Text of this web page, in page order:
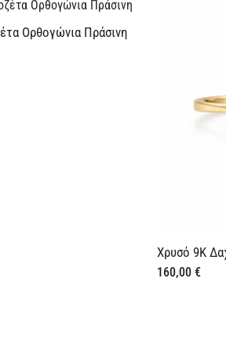
Χρυσό 9Κ Δαχτυλίδι Ροζέτα Πράσινη